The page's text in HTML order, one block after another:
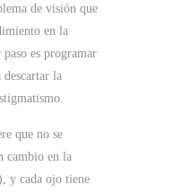
de visión que
en la
es programar
la
que no se
cambio en la
y cada ojo tiene